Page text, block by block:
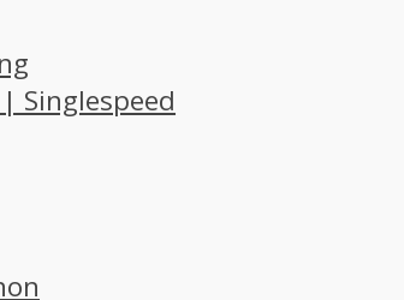
Singlespeed